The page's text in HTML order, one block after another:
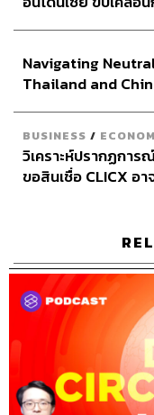
TAGS:
Podcast
จีน
brand
ไบเดน
น
บ
เ
อินโดนีเซีย
Navigating
Thailand and
BUSINESS /
วิเคราะห์ปรากฏกา
ขอสินเชื่อ CLICX อา